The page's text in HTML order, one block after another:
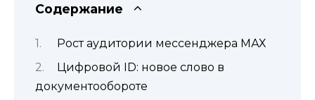
Содержание
Рост аудитории мессенджера МАХ
Цифровой ID: новое слово в
документообороте